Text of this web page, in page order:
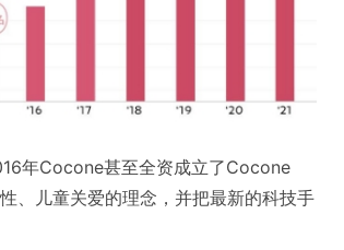
年Cocone甚至全资成立了Cocone
、儿童关爱的理念，并把最新的科技手